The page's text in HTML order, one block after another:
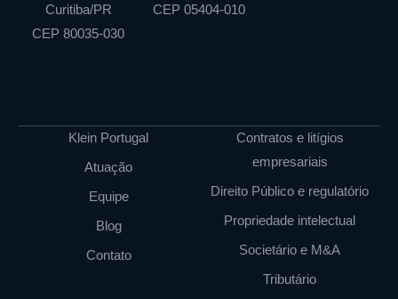
Curitiba/PR
CEP 80035-030
CEP 05404-010
Klein Portugal
Atuação
Equipe
Blog
Contato
Contratos e litígios
empresariais
Direito Público e regulatório
Propriedade intelectual
Societário e M&A
Tributário